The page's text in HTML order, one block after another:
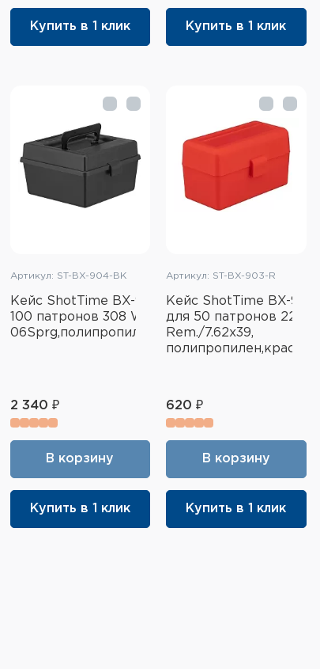
Купить в 1 клик Купить в 1 клик
Артикул: ST-BX-904-BK
Кейс ShotTime BX-904 для
100 патронов 308 Win/30-
06Sprg,полипропилен,чёрный
2 340 ₽
В корзину
Купить в 1 клик
Артикул: ST-BX-903-R
Кейс ShotTime BX-903
для 50 патронов 223
Rem./7.62x39,
полипропилен,красный
620 ₽
В корзину
Купить в 1 клик